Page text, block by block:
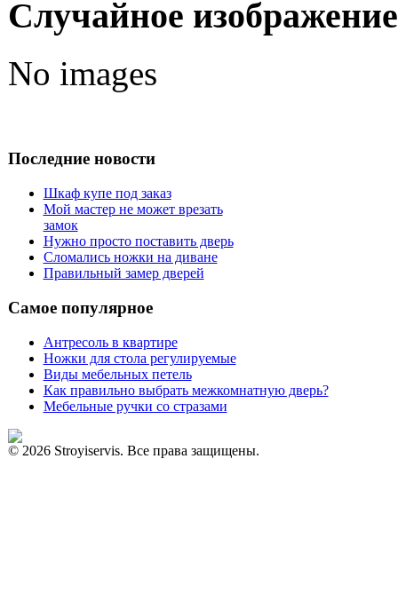
Случайное изображение
No images
Последние новости
Шкаф купе под заказ
Мой мастер не может врезать
замок
Нужно просто поставить дверь
Сломались ножки на диване
Правильный замер дверей
Самое популярное
Антресоль в квартире
Ножки для стола регулируемые
Виды мебельных петель
Как правильно выбрать межкомнатную дверь?
Мебельные ручки со стразами
© 2026 Stroyiservis. Все права защищены.